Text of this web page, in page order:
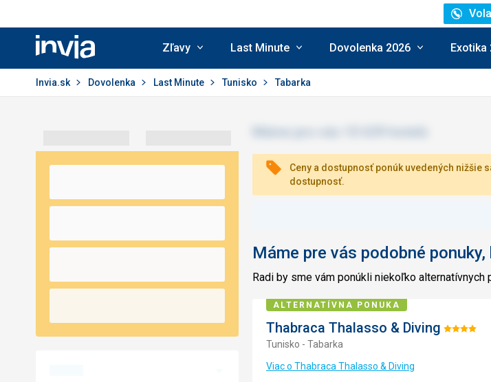
Invia.sk
Zľavy Last Minute Dovolenka 2026 Exotika
Invia.sk Dovolenka Last Minute Tunisko Tabarka
Ceny a dostupnosť ponúk uvedených nižšie
dostupnosť.
Máme pre vás podobné
Radi by sme vám ponúkli niekoľko alternatívnych
Thabraca Thalasso & Diving
Tunisko - Tabarka
Viac o Thabraca Thalasso & Diving
ALTERNATÍVNA PONUKA